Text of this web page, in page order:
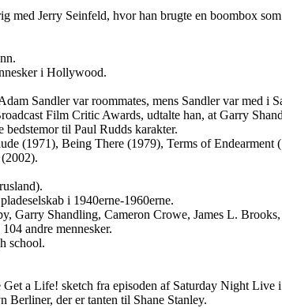
med Jerry Seinfeld, hvor han brugte en boombox
i Hollywood.
Sandler var roommates, mens Sandler var med i
Film Critic Awards, udtalte han, at Garry
til Paul Rudds karakter.
(1971), Being There (1979), Terms of
i 1940erne-1960erne.
Garry Shandling, Cameron Crowe, James L. Brooks,
andre mennesker.
school.
a Life! sketch fra episoden af Saturday Night Live
Berliner, der er tanten til Shane Stanley.